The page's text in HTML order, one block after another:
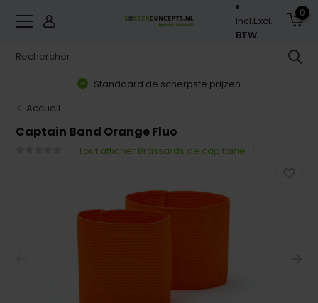
Incl.Excl.
BTW
0
Standaard de scherpste prijzen
Accueil
Captain Band Orange Fluo
Tout afficher Brassards de capitaine